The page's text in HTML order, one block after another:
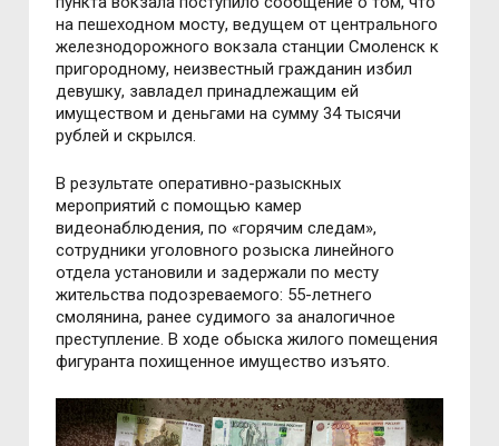
на пешеходном мосту, ведущем от центрального
железнодорожного вокзала станции Смоленск к
пригородному, неизвестный гражданин избил
девушку, завладел принадлежащим ей
имуществом и деньгами на сумму 34 тысячи
рублей и скрылся.
В результате оперативно-разыскных
мероприятий с помощью камер
видеонаблюдения, по «горячим следам»,
сотрудники уголовного розыска линейного
отдела установили и задержали по месту
жительства подозреваемого: 55-летнего
смолянина, ранее судимого за аналогичное
преступление. В ходе обыска жилого помещения
фигуранта похищенное имущество изъято.